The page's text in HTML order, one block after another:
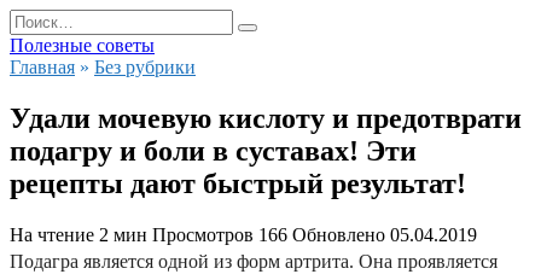
Перейти
к
содержанию
Search
for:
Полезные советы
Главная » Без рубрики
Удали мочевую кислоту и предотврати
подагру и боли в суставах! Эти
рецепты дают быстрый результат!
На чтение 2 мин Просмотров 166 Обновлено 05.04.2019
Подагра является одной из форм артрита. Она проявляется